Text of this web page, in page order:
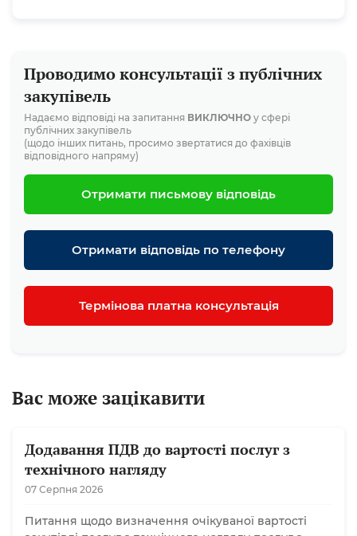
Проводимо консультації з публічних
закупівель
Надаємо відповіді на запитання ВИКЛЮЧНО у сфері
публічних закупівель
(щодо інших питань, просимо звертатися до фахівців
відповідного напряму)
Отримати письмову відповідь
Отримати відповідь по телефону
Термінова платна консультація
Вас може зацікавити
Додавання ПДВ до вартості послуг з
технічного нагляду
07 Серпня 2026
Питання щодо визначення очікуваної вартості